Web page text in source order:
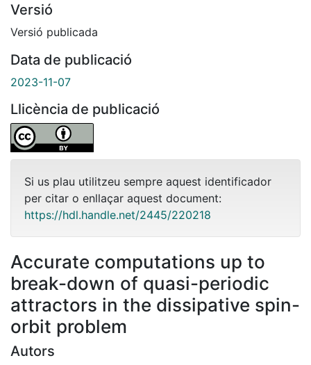
Versió
Versió publicada
Data de publicació
2023-11-07
Llicència de publicació
Si us plau utilitzeu sempre aquest identificador
per citar o enllaçar aquest document:
https://hdl.handle.net/2445/220218
Accurate computations up to
break-down of quasi-periodic
attractors in the dissipative spin-
orbit problem
Autors